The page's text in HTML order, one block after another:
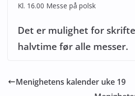
Kl. 16.00 Messe på polsk
Det er mulighet for
halvtime før alle messer.
Menighetens kalender uke 19